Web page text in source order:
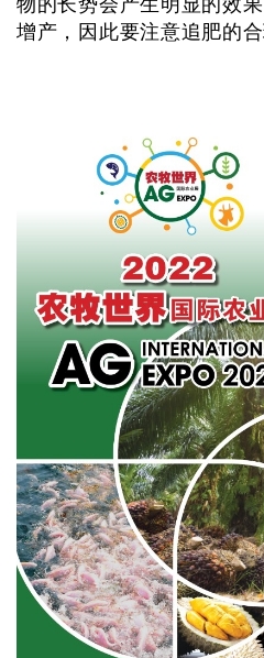
物的长势会产生明显的效
增产，因此要注意追肥的